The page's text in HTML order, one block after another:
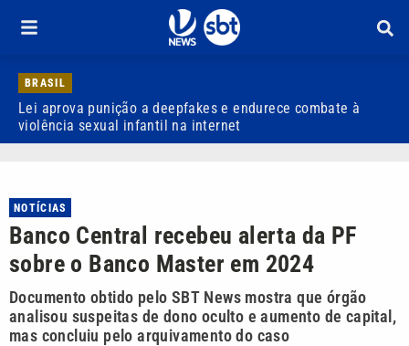
BRASIL
Lei aprova punição a deepfakes e endurece combate à
violência sexual infantil na internet
NOTÍCIAS
Banco Central recebeu alerta da PF
sobre o Banco Master em 2024
Documento obtido pelo SBT News mostra que órgão
analisou suspeitas de dono oculto e aumento de capital,
mas concluiu pelo arquivamento do caso